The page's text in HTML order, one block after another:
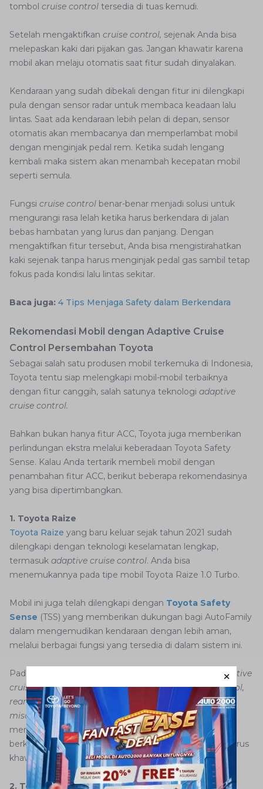
tombol cruise control tersedia di tuas kemudi.
Setelah mengaktifkan cruise control, sejenak Anda bisa
melepaskan kaki dari pijakan gas. Jangan khawatir karena
mobil akan melaju otomatis saat fitur sudah dinyalakan.
Kendaraan yang sudah dibekali dengan fitur ini dilengkapi
pula dengan sensor radar untuk membaca keadaan lalu
lintas. Saat ada kendaraan lebih pelan di depan, sensor
otomatis akan membacanya dan memperlambat mobil
dengan menginjak pedal rem. Ketika sudah lengang
kembali maka sistem akan menambah kecepatan mobil
seperti semula.
Fungsi cruise control benar-benar menjadi solusi untuk
mengurangi rasa lelah ketika harus berkendara di jalan
bebas hambatan yang lurus dan panjang. Dengan
mengaktifkan fitur tersebut, Anda bisa mengistirahatkan
kaki sejenak tanpa harus menginjak pedal gas sambil tetap
fokus pada kondisi lalu lintas sekitar.
Baca juga: 4 Tips Menjaga Safety dalam Berkendara
Rekomendasi Mobil dengan Adaptive Cruise
Control Persembahan Toyota
Sebagai salah satu produsen mobil terkemuka di Indonesia,
Toyota tentu siap melengkapi mobil-mobil terbaiknya
dengan fitur canggih, salah satunya teknologi adaptive
cruise control.
Bahkan bukan hanya fitur ACC, Toyota juga memberikan
perlindungan ekstra melalui keberadaan Toyota Safety
Sense. Kalau Anda tertarik membeli mobil dengan
penambahan fitur ACC, berikut beberapa rekomendasinya
yang bisa dipertimbangkan.
1. Toyota Raize
Toyota Raize yang baru keluar sejak tahun 2021 sudah
dilengkapi dengan teknologi keselamatan lengkap,
termasuk adaptive cruise control. Anda bisa
menemukannya pada tipe mobil Toyota Raize 1.0 Turbo.
Mobil ini juga telah dilengkapi dengan Toyota Safety
Sense (TSS) yang memberikan dukungan bagi AutoFamily
dalam mengemudikan kendaraan dengan lebih aman,
melalui berbagai fungsi yang tersedia di dalam sistem ini.
Pada sistem ini tersedia fitur
pre-collision system, adaptive
cruise control, lane departure alert with steering control,
rear cross traffic alert, blind spot monitor
, danpedal
misoperation control.Masing-masing dari fungsi ini
memiliki peran khususnya. Pastinya pengalaman
berkendara Anda akan sangat menyenangkan tanpa harus
khawatir berlebihan.
2. Toyota All New Vios